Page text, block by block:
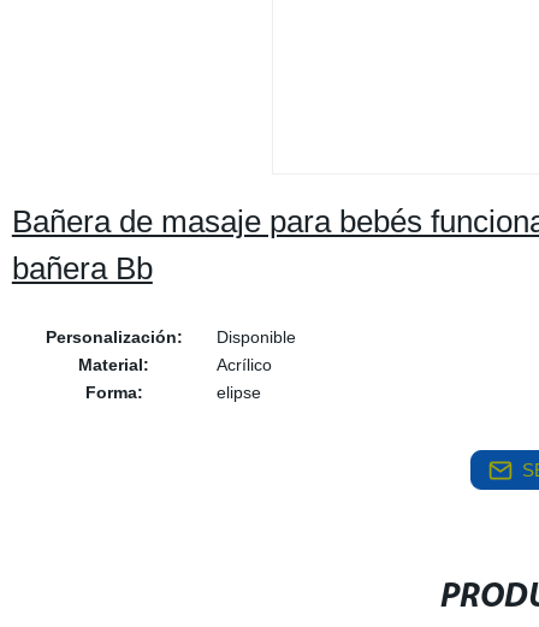
Bañera de masaje para bebés
bañera Bb
Personalización:
Disponible
Material:
Acrílico
Forma:
elipse